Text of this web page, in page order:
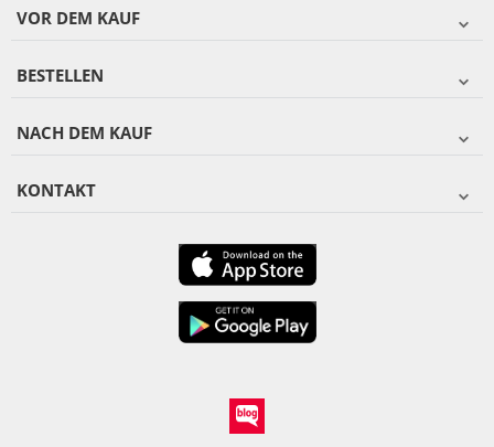
VOR DEM KAUF
BESTELLEN
NACH DEM KAUF
KONTAKT